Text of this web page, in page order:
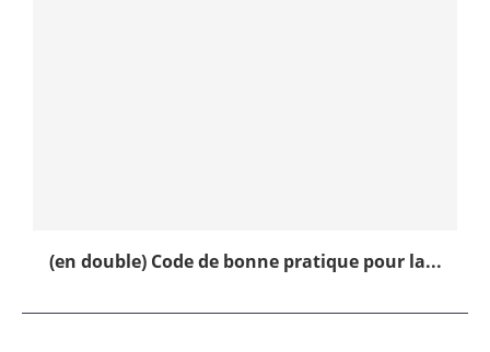
(en double) Code de bonne pratique pour la...